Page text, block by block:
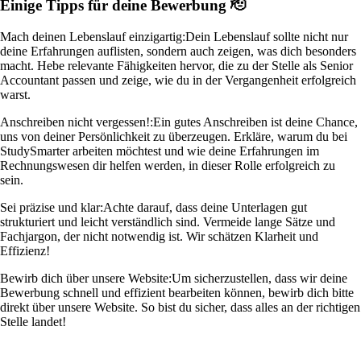
Einige Tipps für deine Bewerbung 🫡
Mach deinen Lebenslauf einzigartig:Dein Lebenslauf sollte nicht nur
deine Erfahrungen auflisten, sondern auch zeigen, was dich besonders
macht. Hebe relevante Fähigkeiten hervor, die zu der Stelle als Senior
Accountant passen und zeige, wie du in der Vergangenheit erfolgreich
warst.
Anschreiben nicht vergessen!:Ein gutes Anschreiben ist deine Chance,
uns von deiner Persönlichkeit zu überzeugen. Erkläre, warum du bei
StudySmarter arbeiten möchtest und wie deine Erfahrungen im
Rechnungswesen dir helfen werden, in dieser Rolle erfolgreich zu
sein.
Sei präzise und klar:Achte darauf, dass deine Unterlagen gut
strukturiert und leicht verständlich sind. Vermeide lange Sätze und
Fachjargon, der nicht notwendig ist. Wir schätzen Klarheit und
Effizienz!
Bewirb dich über unsere Website:Um sicherzustellen, dass wir deine
Bewerbung schnell und effizient bearbeiten können, bewirb dich bitte
direkt über unsere Website. So bist du sicher, dass alles an der richtigen
Stelle landet!